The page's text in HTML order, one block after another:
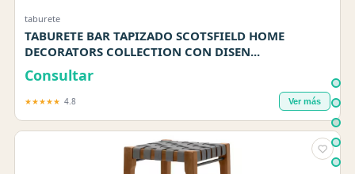
taburete
TABURETE BAR TAPIZADO SCOTSFIELD HOME
DECORATORS COLLECTION CON DISEN...
Consultar
★★★★★ 4.8 Ver más